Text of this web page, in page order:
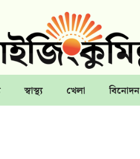
স্বাস্থ্য খেলা বিনোদন